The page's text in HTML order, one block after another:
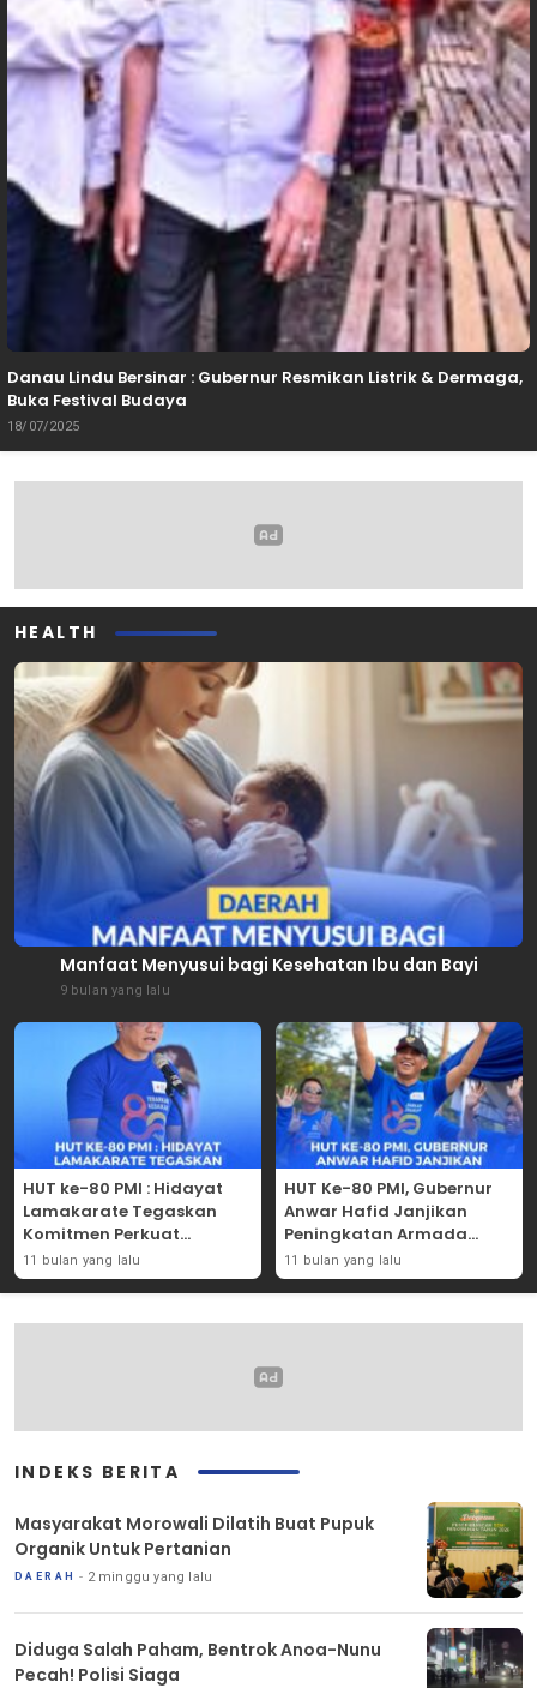
Danau Lindu Bersinar : Gubernur Resmikan Listrik & Dermaga,
Buka Festival Budaya
18/07/2025
HEALTH
Manfaat Menyusui bagi Kesehatan Ibu dan Bayi
9 bulan yang lalu
HUT ke-80 PMI : Hidayat
Lamakarate Tegaskan
Komitmen Perkuat
Solidaritas Kemanusiaan
11 bulan yang lalu
HUT Ke-80 PMI, Gubernur
Anwar Hafid Janjikan
Peningkatan Armada
Mobil Donor Darah
11 bulan yang lalu
INDEKS BERITA
Masyarakat Morowali Dilatih Buat Pupuk
Organik Untuk Pertanian
DAERAH 2 minggu yang lalu
Diduga Salah Paham, Bentrok Anoa-Nunu
Pecah! Polisi Siaga